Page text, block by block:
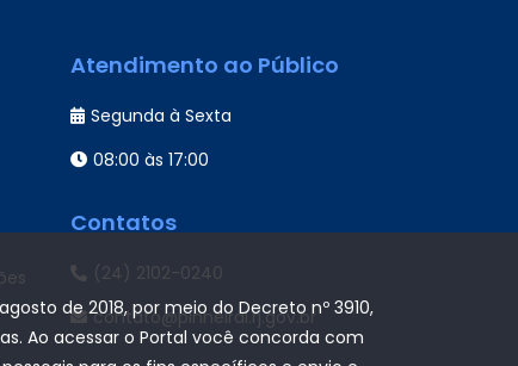
Atendimento ao Público
Segunda à Sexta
08:00 às 17:00
Contatos
(24) 2102-0240
contato@pinheiral.rj.gov.br
de 2018, por meio do Decreto nº 3910,
Ao acessar o Portal você concorda com